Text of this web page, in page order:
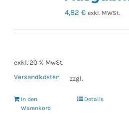
4,82€ exkl. MWSt.
exkl. 20 % MwSt.
zzgl.
Versandkosten
In den
Warenkorb
Details